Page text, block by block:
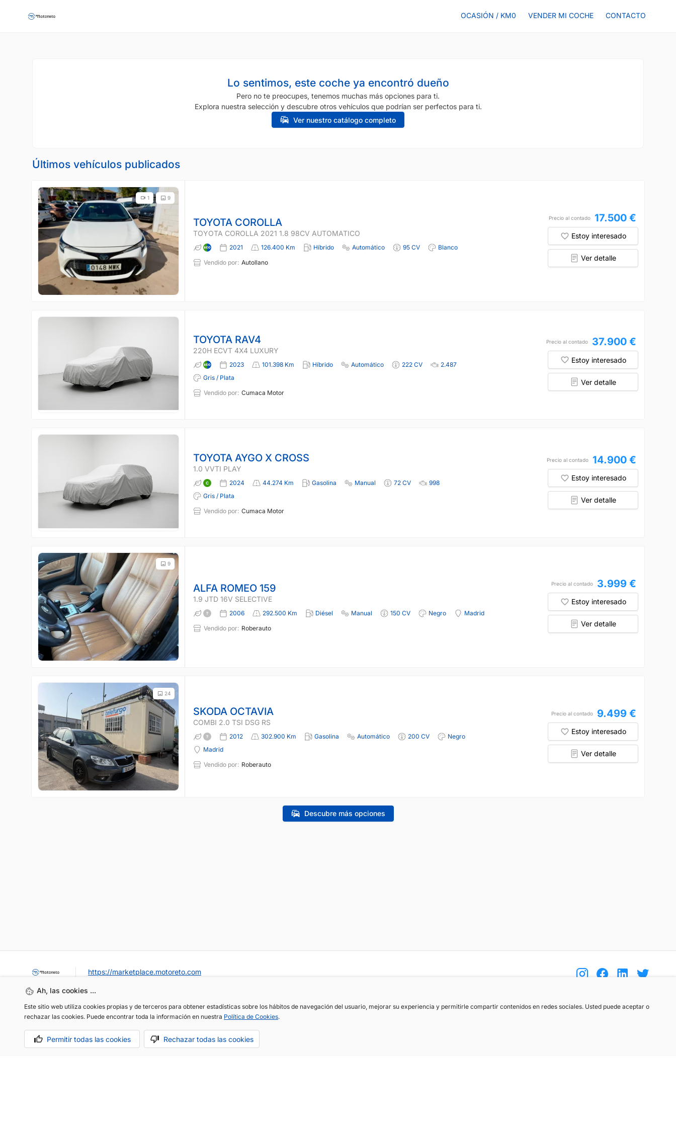
OCASIÓN / KM0 VENDER MI COCHE CONTACTO
Lo sentimos, este coche ya encontró dueño
Pero no te preocupes, tenemos muchas más opciones para ti.
Explora nuestra selección y descubre otros vehículos que podrían ser perfectos para ti.
Ver nuestro catálogo completo
Últimos vehículos publicados
9
1
TOYOTA COROLLA
TOYOTA COROLLA 2021 1.8 98CV AUTOMATICO
2021 126.400 Km Híbrido Automático 95 CV
Blanco
Vendido por: Autollano
Precio al contado 17.500 €
Estoy interesado
Ver detalle
TOYOTA RAV4
220H ECVT 4X4 LUXURY
2023 101.398 Km Híbrido Automático 222 CV
2.487
Gris / Plata
Vendido por: Cumaca Motor
Precio al contado 37.900 €
Estoy interesado
Ver detalle
TOYOTA AYGO X CROSS
1.0 VVTI PLAY
2024 44.274 Km Gasolina Manual 72 CV
998
Gris / Plata
Vendido por: Cumaca Motor
Precio al contado 14.900 €
Estoy interesado
Ver detalle
9
ALFA ROMEO 159
1.9 JTD 16V SELECTIVE
2006 292.500 Km Diésel Manual 150 CV Negro
Madrid
Vendido por: Roberauto
Precio al contado 3.999 €
Estoy interesado
Ver detalle
24
SKODA OCTAVIA
COMBI 2.0 TSI DSG RS
2012 302.900 Km Gasolina Automático 200 CV
Negro
Madrid
Vendido por: Roberauto
Precio al contado 9.499 €
Estoy interesado
Ver detalle
Descubre más opciones
Ah, las cookies ...
Este sitio web utiliza cookies propias y de terceros para obtener estadísticas sobre los hábitos de navegación del usuario, mejorar su experiencia y permitirle compartir contenidos en redes sociales. Usted puede aceptar o
rechazar las cookies. Puede encontrar toda la información en nuestra Política de Cookies.
Permitir todas las cookies Rechazar todas las cookies
https://marketplace.motoreto.com